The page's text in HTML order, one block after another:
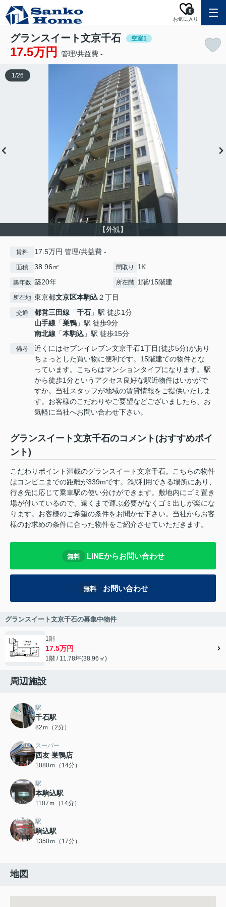
お気に入り
0
グランスイート文京千石 空室1
17.5万円 管理/共益費 -
【外観】
1/26
賃料 17.5万円 管理/共益費 -
面積 38.96㎡ 間取り 1K
築年数 築20年 所在階 1階/15階建
所在地 東京都文京区本駒込２丁目
交通 都営三田線 「千石 」駅 徒歩1分
山手線 「巣鴨 」駅 徒歩9分
南北線 「本駒込 」駅 徒歩15分
備考
近くにはセブンイレブン文京千石1丁目(徒歩5分)があり
ちょっとした買い物に便利です。15階建ての物件とな
っています。こちらはマンションタイプになります。駅
から徒歩1分というアクセス良好な駅近物件はいかがで
すか。当社スタッフが地域の賃貸情報をご提供いたしま
す。お客様のこだわりやご要望などございましたら、お
気軽に当社へお問い合わせ下さい。
グランスイート文京千石のコメント(おすすめポイ
ント)
こだわりポイント満載のグランスイート文京千石。こちらの物件
はコンビニまでの距離が339mです。2駅利用できる場所にあり、
行き先に応じて乗車駅の使い分けができます。敷地内にゴミ置き
場が付いているので、遠くまで運ぶ必要がなくゴミ出しが楽にな
ります。お客様のご希望の条件をお聞かせ下さい。当社からお客
様のお求めの条件に合った物件をご紹介させていただきます。
無料 LINEからお問い合わせ
無料 お問い合わせ
グランスイート文京千石の募集中物件
1階
17.5万円
1階 / 11.78坪(38.96㎡)
周辺施設
駅
千石駅
82ｍ（2分）
スーパー
西友 巣鴨店
1080ｍ（14分）
駅
本駒込駅
1107ｍ（14分）
駅
駒込駅
1350ｍ（17分）
地図